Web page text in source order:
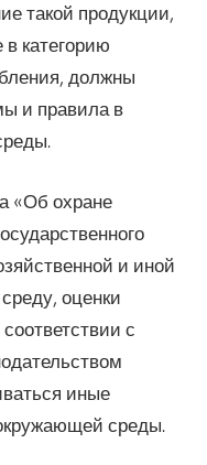
такой продукции,
категорию
должны
и правила в
«Об охране
и иной
оценки
с
иные
среды.